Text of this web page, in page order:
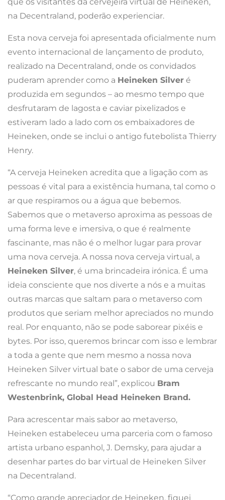
que os visitantes da cervejeira virtual de Heineken,
na Decentraland, poderão experienciar.
Esta nova cerveja foi apresentada oficialmente num
evento internacional de lançamento de produto,
realizado na Decentraland, onde os convidados
puderam aprender como a Heineken Silver é
produzida em segundos – ao mesmo tempo que
desfrutaram de lagosta e caviar pixelizados e
estiveram lado a lado com os embaixadores de
Heineken, onde se inclui o antigo futebolista Thierry
Henry.
“A cerveja Heineken acredita que a ligação com as
pessoas é vital para a existência humana, tal como o
ar que respiramos ou a água que bebemos.
Sabemos que o metaverso aproxima as pessoas de
uma forma leve e imersiva, o que é realmente
fascinante, mas não é o melhor lugar para provar
uma nova cerveja. A nossa nova cerveja virtual, a
Heineken Silver, é uma brincadeira irónica. É uma
ideia consciente que nos diverte a nós e a muitas
outras marcas que saltam para o metaverso com
produtos que seriam melhor apreciados no mundo
real. Por enquanto, não se pode saborear pixéis e
bytes. Por isso, queremos brincar com isso e lembrar
a toda a gente que nem mesmo a nossa nova
Heineken Silver virtual bate o sabor de uma cerveja
refrescante no mundo real”, explicou Bram
Westenbrink, Global Head Heineken Brand.
Para acrescentar mais sabor ao metaverso,
Heineken estabeleceu uma parceria com o famoso
artista urbano espanhol, J. Demsky, para ajudar a
desenhar partes do bar virtual de Heineken Silver
na Decentraland.
“Como grande apreciador de Heineken, fiquei